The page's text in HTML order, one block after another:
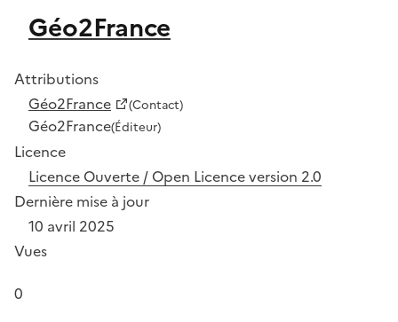
Géo2France
Attributions
Géo2France
(Contact)
Géo2France(Éditeur)
Licence
Licence Ouverte / Open Licence version 2.0
Dernière mise à jour
10 avril 2025
Vues
0